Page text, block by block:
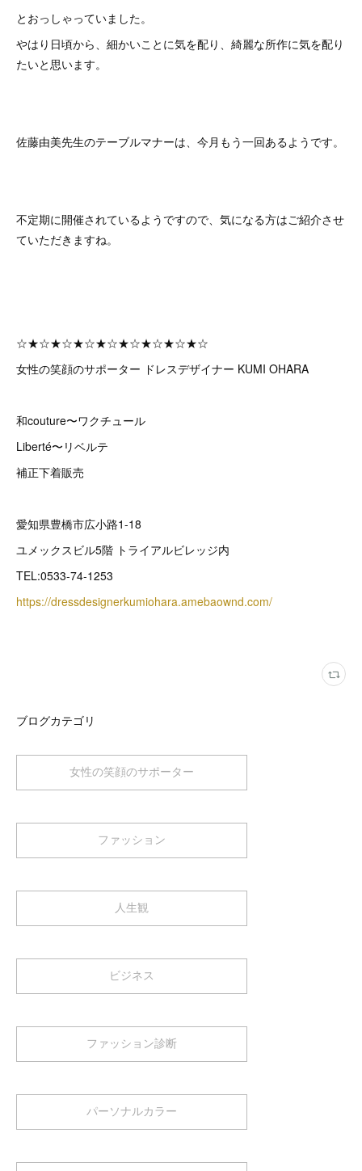
とおっしゃっていました。
やはり日頃から、細かいことに気を配り、綺麗な所作に気を配り
たいと思います。
佐藤由美先生のテーブルマナーは、今月もう一回あるようです。
不定期に開催されているようですので、気になる方はご紹介させ
ていただきますね。
☆★☆★☆★☆★☆★☆★☆★☆★☆
女性の笑顔のサポーター ドレスデザイナー KUMI OHARA
和couture〜ワクチュール
Liberté〜リベルテ
補正下着販売
愛知県豊橋市広小路1-18
ユメックスビル5階 トライアルビレッジ内
TEL:0533-74-1253
https://dressdesignerkumiohara.amebaownd.com/
ブログカテゴリ
女性の笑顔のサポーター
ファッション
人生観
ビジネス
ファッション診断
パーソナルカラー